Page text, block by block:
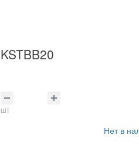
KSTBB20
шт
Нет в